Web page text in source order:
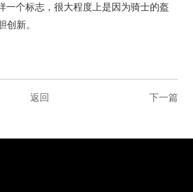
一个标志，很大程度上是因为骑士的盔
创新。
下一篇
返回